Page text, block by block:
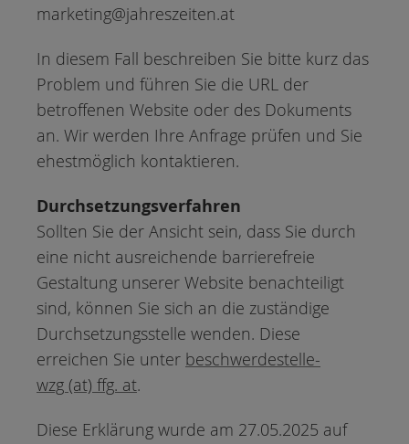
marketing@jahreszeiten.at
In diesem Fall beschreiben Sie bitte kurz das
Problem und führen Sie die URL der
betroffenen Website oder des Dokuments
an. Wir werden Ihre Anfrage prüfen und Sie
ehestmöglich kontaktieren.
Durchsetzungsverfahren
Sollten Sie der Ansicht sein, dass Sie durch
eine nicht ausreichende barrierefreie
Gestaltung unserer Website benachteiligt
sind, können Sie sich an die zuständige
Durchsetzungsstelle wenden. Diese
erreichen Sie unter beschwerdestelle-
wzg (at) ffg. at.
Diese Erklärung wurde am 27.05.2025 auf